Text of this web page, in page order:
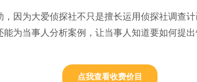
因为大爱侦探社不只是擅长运用侦探社调查
为当事人分析案例，让当事人知道要如何提
点我查看收费价目